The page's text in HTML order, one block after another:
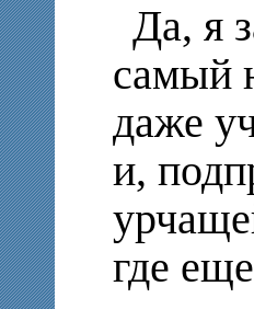
Да, я
самый
даже
и,
где